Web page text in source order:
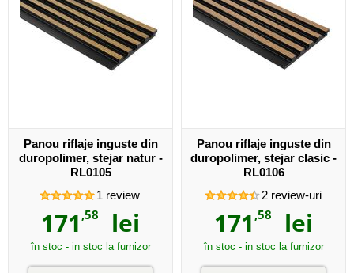
Panou riflaje inguste din
duropolimer, stejar natur -
RL0105
1 review
171 ,58 lei
în stoc - in stoc la furnizor
Panou riflaje inguste din
duropolimer, stejar clasic -
RL0106
2review-uri
171 ,58 lei
în stoc - in stoc la furnizor